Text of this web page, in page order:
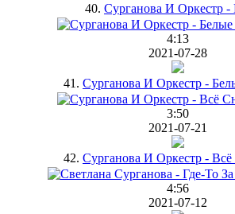
40. Сурганова И Оркестр -
4:13
2021-07-28
41. Сурганова И Оркестр -
3:50
2021-07-21
42. Сурганова И Оркестр - Всё
4:56
2021-07-12